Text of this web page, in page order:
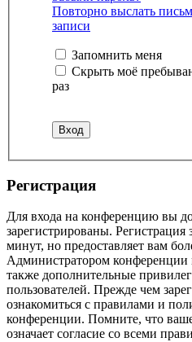
Повторно выслать
записи
Запомнить меня
Скрыть моё
раз
Регистрация
Для входа на конференцию вы
зарегистрированы. Регистрация
минут, но предоставляет вам
Администратором конференции
также дополнительные
пользователей. Прежде чем
ознакомиться с правилами и
конференции. Помните, что
означает согласие со всеми